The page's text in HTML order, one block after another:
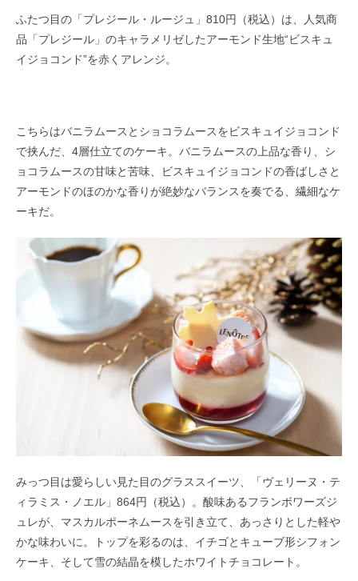
ふたつ目の「プレジール・ルージュ」810円（税込）は、人気商
品「プレジール」のキャラメリゼしたアーモンド生地“ビスキュ
イジョコンド”を赤くアレンジ。
こちらはバニラムースとショコラムースをビスキュイジョコンド
で挟んだ、4層仕立てのケーキ。バニラムースの上品な香り、シ
ョコラムースの甘味と苦味、ビスキュイジョコンドの香ばしさと
アーモンドのほのかな香りが絶妙なバランスを奏でる、繊細なケ
ーキだ。
みっつ目は愛らしい見た目のグラススイーツ、「ヴェリーヌ・テ
ィラミス・ノエル」864円（税込）。酸味あるフランボワーズジ
ュレが、マスカルポーネムースを引き立て、あっさりとした軽や
かな味わいに。トップを彩るのは、イチゴとキューブ形シフォン
ケーキ、そして雪の結晶を模したホワイトチョコレート。